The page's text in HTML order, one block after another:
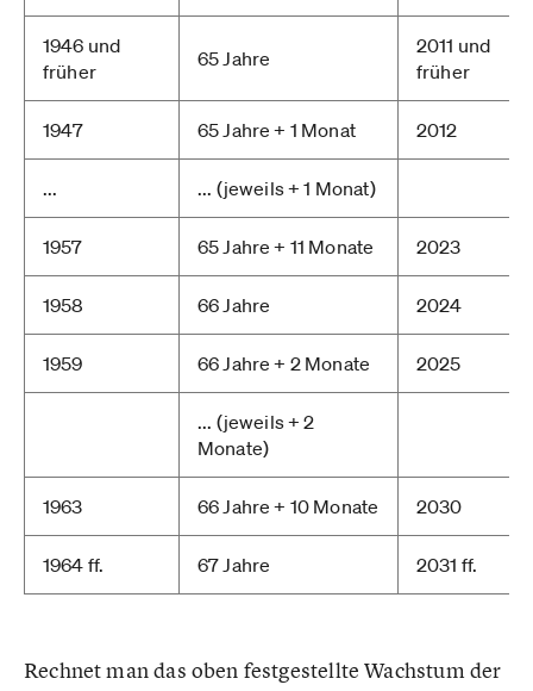
1946 und
früher
65 Jahre
2011 und
früher
1947 65 Jahre + 1 Monat 2012
... ... (jeweils + 1 Monat)
1957 65 Jahre + 11 Monate 2023
1958 66 Jahre 2024
1959 66 Jahre + 2 Monate 2025
... (jeweils + 2
Monate)
1963 66 Jahre + 10 Monate 2030
1964 ff. 67 Jahre 2031 ff.
Rechnet man das oben festgestellte Wachstum der